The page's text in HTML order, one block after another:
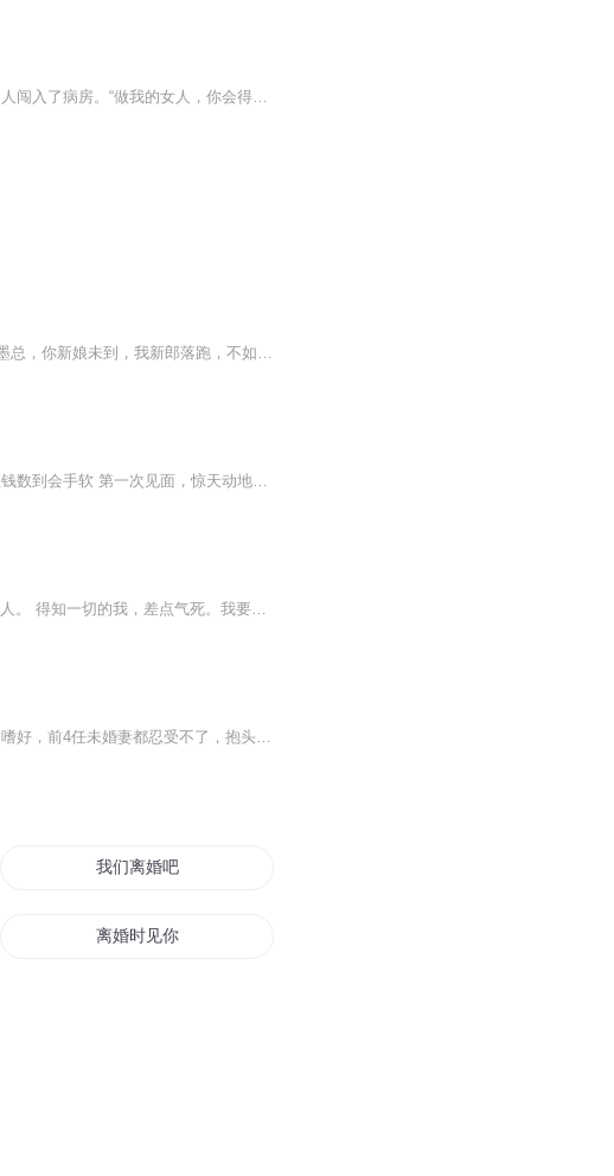
对男人绝望的唐馨做了试管婴儿手术，十月怀胎将孩子生下来之后，一个英俊男人闯入了病房。“做我的女人，你会得到别人所梦寐以求的东西。”“生个孩子连在床上努力都没努力过，就想让我做你的老婆，让我的孩子认你当爹，没门！”于云霆听了这话之后，眉眼...
【简介】新婚前夜，未婚夫和闺蜜私奔。 她两眼一黑，抓住民政局前的男人：“墨总，你新娘未到，我新郎落跑，不如……我们拼个婚？” 婚前，她说：“我和你之间不会有什么！” 婚后，他说：“你怎么知道？”...【收听须知】由于音频录制比较慢，如果想快速...
作为生活在安市的一个未来职场精英，最大的奋斗目标就是工作工作到很晚，数钱数到会手软 第一次见面，惊天动地，她差点小命玩儿完。 第二次见面，狼狈不堪……两次他都救她一把，可她就是感激不起来。 她说，“她要找个人闪婚。” 他说，“他身家清白，…...
在我外出游泳的1小时里， 家里男人以一己之力掏空家底，将32万元转给了诈骗人。 得知一切的我，差点气死。我要离婚！远离败家男。 毕竟我还不到三十岁，人生还有五、六十年要过，难保他不会再犯蠢...... 我一个普通女性，演不了燃烧自己、成就他人的美满 ...
【内容简介】吾里出品传闻，他是郴城最难缠的人物。传闻，他在床上有特殊的嗜好，前4任未婚妻都忍受不了，抱头逃窜。传闻，他有不为人知的恶疾，活不过30岁，庞大的财产无人继承。童心晚是资产破千的负二代，怀揣一千块钱到了准婆家求援，却被准婆婆堵在公公的床上，学业和名声一起灰飞烟灭。困境之中，他向她伸出了手，条件是“取悦他”。笨拙的72招之后，她大汗淋漓精疲力尽，他却不动她分毫。【主播简介】主播：艾娅，有声小说播讲者，代表作品《第一宠婚，老公坏坏爱》等。【作...
我们离婚吧
离婚时见你